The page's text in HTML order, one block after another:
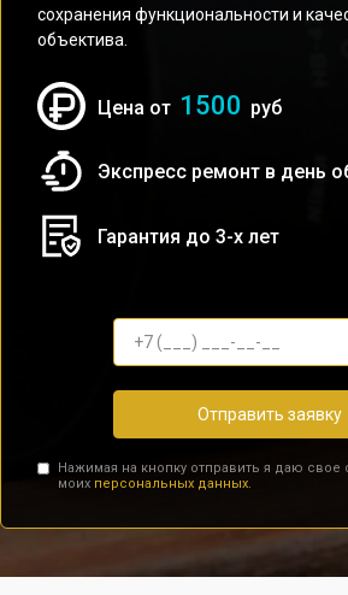
сохранения функциональности и
объектива.
Цена от 1500 руб
Экспресс ремонт в день
Гарантия до 3-х лет
Отправить заявку
Нажимая на кнопку отправить я даю свое
моих персональных данных.